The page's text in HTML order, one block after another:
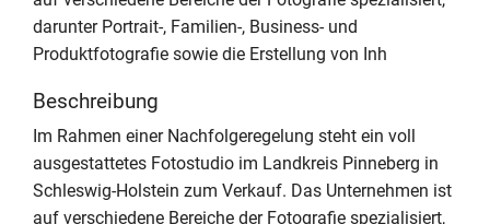
darunter Portrait-, Familien-, Business- und
Produktfotografie sowie die Erstellung von Inh
Beschreibung
Im Rahmen einer Nachfolgeregelung steht ein voll
ausgestattetes Fotostudio im Landkreis Pinneberg in
Schleswig-Holstein zum Verkauf. Das Unternehmen ist
auf verschiedene Bereiche der Fotografie spezialisiert,